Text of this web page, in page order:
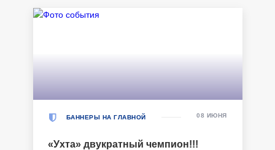
БАННЕРЫ НА ГЛАВНОЙ
«Ухта» двукратный чемпион!!!
08 ИЮНЯ